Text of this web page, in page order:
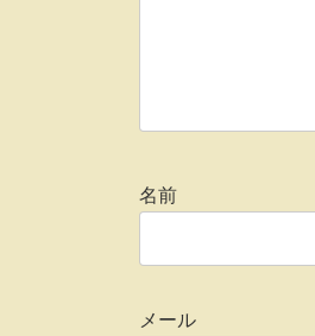
名前
メール